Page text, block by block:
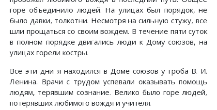
горе объединило людей. На улицах был порядок, не
было давки, толкотни. Несмотря на сильную стужу, все
шли прощаться со своим вождем. В течение пяти суток
в полном порядке двигались люди к Дому союзов, на
улицах горели костры.
Все эти дни я находился в Доме союзов у гроба В. И.
Ленина. Врачи с трудом успевали оказывать помощь
людям, терявшим сознание. Велико было горе людей,
потерявших любимого вождя и учителя.